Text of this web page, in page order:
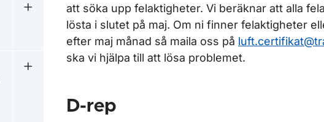
Undermeny för För provvakter för teoriprov inom flygutbildning
Undermeny för För utbildningsorganisationer inom flygutbildning
att söka upp felaktigheter. Vi beräknar att alla
lösta i slutet på maj. Om ni finner felaktigheter
efter maj månad så maila oss på
ska vi hjälpa till att lösa problemet.
D-rep